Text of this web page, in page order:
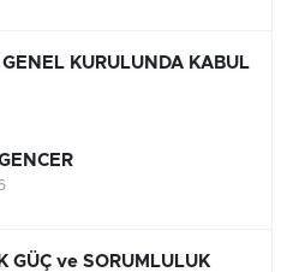
KURULUNDA KABUL
GÜÇ ve SORUMLULUK